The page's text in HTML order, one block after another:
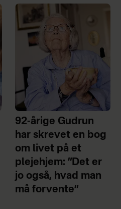
92-årige Gudrun
har skrevet en bog
om livet på et
plejehjem: ”Det er
jo også, hvad man
må forvente”